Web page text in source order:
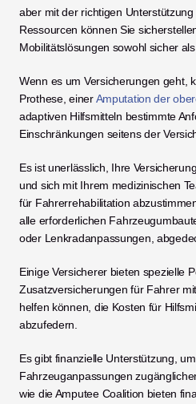
aber mit der richtigen
Ressourcen können Sie
Mobilitätslösungen sowohl sicher
Wenn es um Versicherungen geht,
Prothese, einer Amputation der
adaptiven Hilfsmitteln bestimmte
Einschränkungen seitens der
Es ist unerlässlich, Ihre
und sich mit Ihrem medizinischen
für Fahrerrehabilitation
alle erforderlichen
oder Lenkradanpassungen,
Einige Versicherer bieten spezielle
Zusatzversicherungen für Fahrer
helfen können, die Kosten für
abzufedern.
Es gibt finanzielle Unterstützung,
Fahrzeuganpassungen
wie die Amputee Coalition bieten